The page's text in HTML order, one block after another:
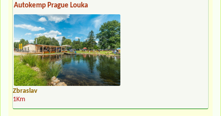
Autokemp Prague Louka
Zbraslav
1Km